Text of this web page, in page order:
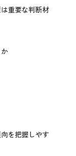
重要な判断材
を把握しやす